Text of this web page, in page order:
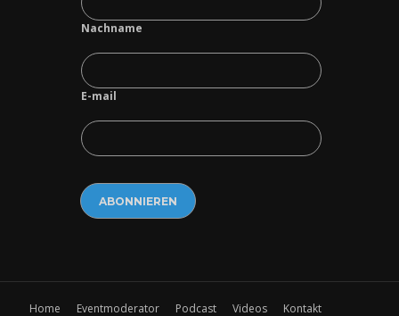
Nachname
E-mail
Home Eventmoderator Podcast Videos Kontakt